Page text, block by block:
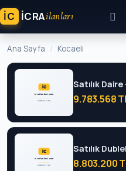
İC ICRAilanları
Ana Sayfa Kocaeli
Satılık
9.783.568
Satılık
8.803.200